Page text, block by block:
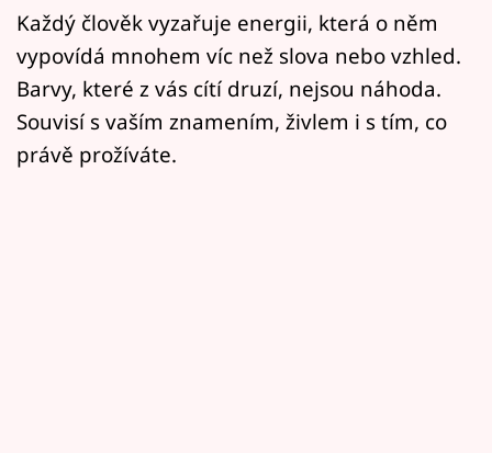
Přihlášení
Sledujte nás
Každý člověk vyzařuje energii, která o něm
vypovídá mnohem víc než slova nebo vzhled.
Barvy, které z vás cítí druzí, nejsou náhoda.
Souvisí s vaším znamením, živlem i s tím, co
právě prožíváte.